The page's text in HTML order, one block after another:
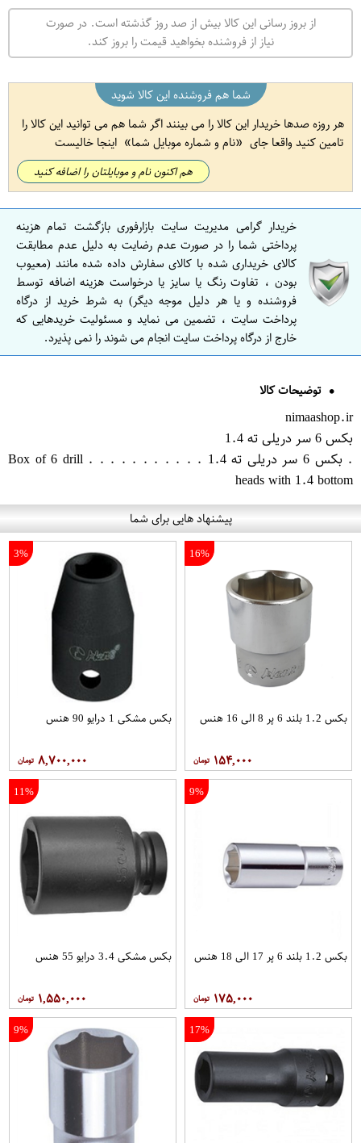
از بروز رسانی این کالا بیش از صد روز گذشته است. در صورت
نیاز از فروشنده بخواهید قیمت را بروز کند.
شما هم فروشنده این کالا شوید
هر روزه صدها خریدار این کالا را می بینند اگر شما هم می توانید این کالا را
تامین کنید واقعا جای
نام و شماره موبایل شما اینجا خالیست
هم اکنون نام و موبایلتان را اضافه کنید
خریدار گرامی مدیریت سایت بازارفوری بازگشت تمام هزینه
پرداختی شما را در صورت عدم رضایت به دلیل عدم مطابقت
کالای خریداری شده با کالای سفارش داده شده مانند (معیوب
بودن ، تفاوت رنگ یا سایز یا درخواست هزینه اضافه توسط
فروشنده و یا هر دلیل موجه دیگر) به شرط خرید از درگاه
پرداخت سایت ، تضمین می نماید و مسئولیت خریدهایی که
خارج از درگاه پرداخت سایت انجام می شوند را نمی پذیرد.
توضیحات کالا
nimaashop.ir
بکس 6 سر دریلی ته 1.4
. بکس 6 سر دریلی ته 1.4 . . . . . . . . . . . Box of 6 drill
heads with 1.4 bottom
پیشنهاد هایی برای شما
16%
بکس 1.2 بلند 6 پر 8 الی 16 هنس
۱۵۴,۰۰۰
3%
بکس مشکی 1 درایو 90 هنس
۸,۷۰۰,۰۰۰
9%
بکس 1.2 بلند 6 پر 17 الی 18 هنس
۱۷۵,۰۰۰
11%
بکس مشکی 3.4 درایو 55 هنس
۱,۵۵۰,۰۰۰
17%
9%